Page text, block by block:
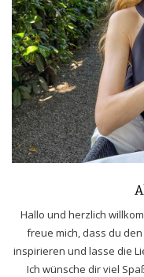
Hallo und herzlich
freue mich, dass du
inspirieren und lasse die
Ich wünsche dir viel